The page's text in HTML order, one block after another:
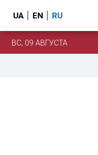
UA EN RU
ВС, 09 АВГУСТА